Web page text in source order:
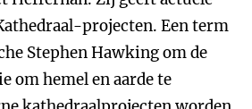
projecten. Een term
Stephen Hawking om de
om hemel en aarde te